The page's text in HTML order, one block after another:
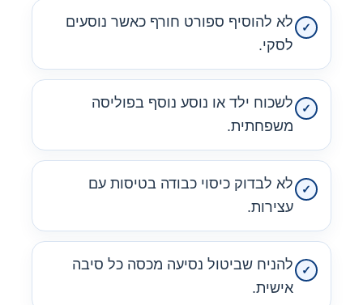
לא להוסיף ספורט חורף כאשר נוסעים
לסקי.
לשכוח ילד או נוסע נוסף בפוליסה
משפחתית.
לא לבדוק כיסוי כבודה בטיסות עם
עצירות.
להניח שביטול נסיעה מכסה כל סיבה
אישית.